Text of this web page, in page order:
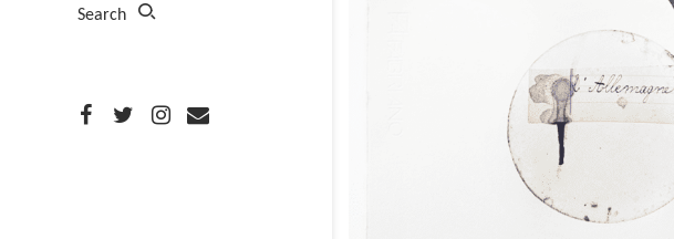
Search